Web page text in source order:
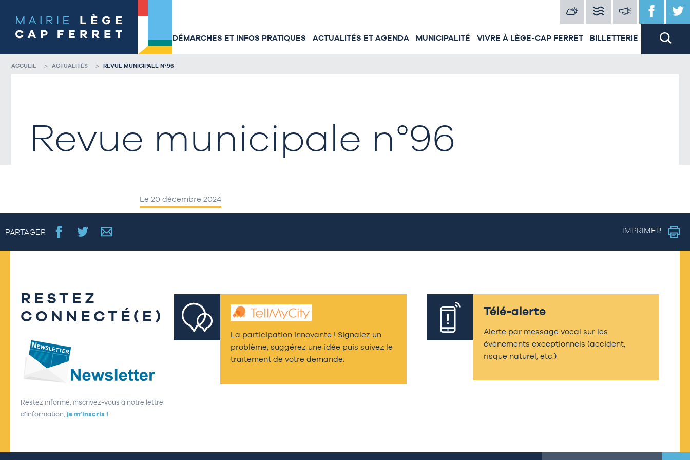
contenu
page
DÉMARCHES ET INFOS PRATIQUES ACTUALITÉS ET AGENDA MUNICIPALITÉ VIVRE À LÈGE-CAP FERRET BILLETTERIE
ACCUEIL ACTUALITÉS REVUE MUNICIPALE N°96
Revue municipale n°96
Le 20 décembre 2024
PARTAGER IMPRIMER
RESTEZ
CONNECTÉ(E)
Restez informé, inscrivez-vous à notre lettre
d’information, je m’inscris !
La participation innovante ! Signalez un
problème, suggérez une idée puis suivez le
traitement de votre demande.
Télé-alerte
Alerte par message vocal sur les
évènements exceptionnels (accident,
risque naturel, etc.)